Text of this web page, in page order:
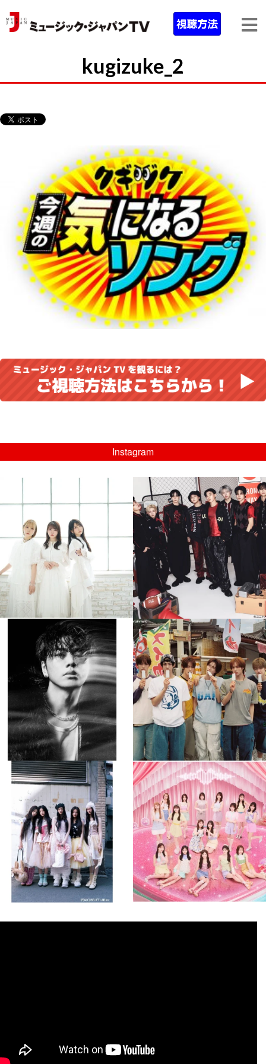
kugizuke_2
Instagram
...
8月 4
4 0
musicjapantv
💡08/05(水)23:00特番放送！
...
8月 4
4 0
musicjapantv
💡8月特番放送決定！
...
8月 4
608 0
musicjapantv
💡8月特番放送決定！
...
8月 4
6 0
musicjapantv
💡8月特番放送決定！
8月 4
2 0
musicjapantv
💡8月特番放送決定！
...
8月 4
2 0